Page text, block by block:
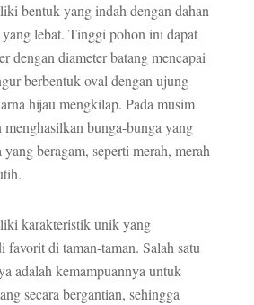
bentuk yang indah dengan dahan
lebat. Tinggi pohon ini dapat
dengan diameter batang mencapai
berbentuk oval dengan ujung
hijau mengkilap. Pada musim
bunga-bunga yang
beragam, seperti merah, merah
karakteristik unik yang
favorit di taman-taman. Salah satu
adalah kemampuannya untuk
secara bergantian, sehingga